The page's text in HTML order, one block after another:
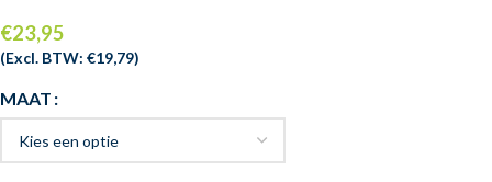
€23,95
(Excl. BTW: €19,79)
MAAT